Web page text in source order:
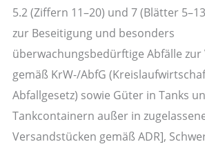
5.2 (Ziffern 11–20) und 7 (Blätter
zur Beseitigung und besonders
überwachungsbedürftige Abfälle
gemäß KrW-/AbfG
Abfallgesetz) sowie Güter in Tanks
Tankcontainern außer in
Versandstücken gemäß ADR],